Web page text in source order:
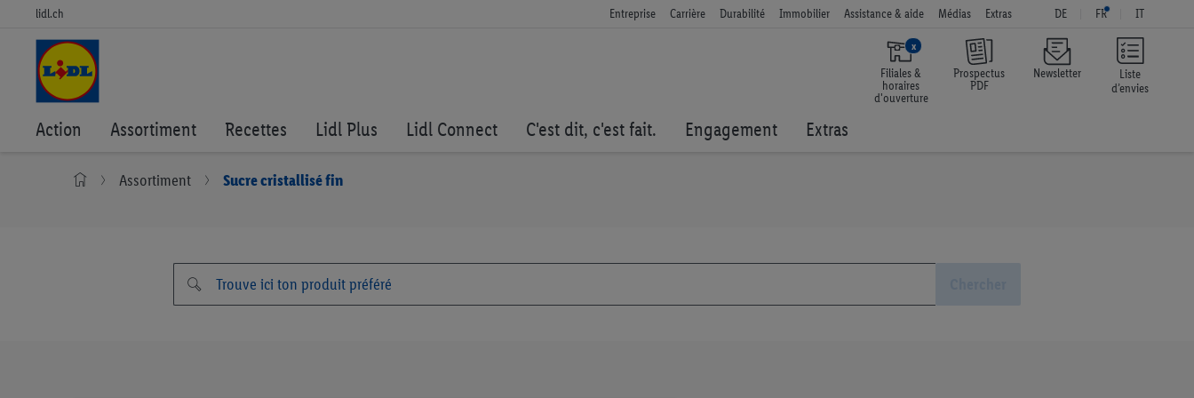
Liste
d’envies
lidl.ch Entreprise Carrière Durabilité Immobilier Assistance & aide Médias Extras DE FR IT
x
Filiales &
horaires
d'ouverture
Prospectus
PDF
Newsletter
Action Assortiment Recettes Lidl Plus Lidl Connect C'est dit, c'est fait. Engagement Extras
Assortiment Sucre cristallisé fin